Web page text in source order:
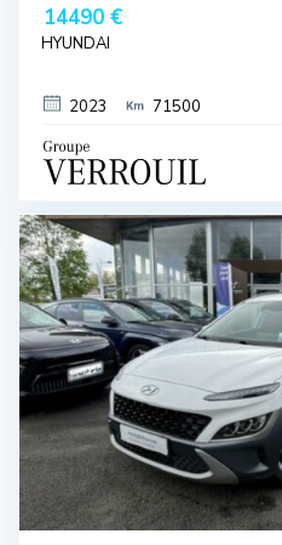
14490 €
HYUNDAI
2023 71500